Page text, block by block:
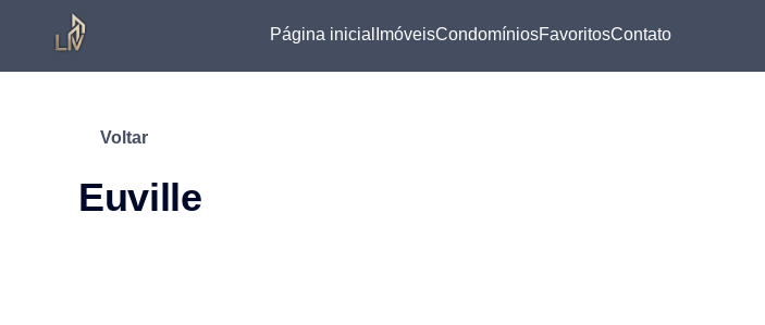
Página inicial ImóveisCondomíniosFavoritosContato
Voltar
Euville